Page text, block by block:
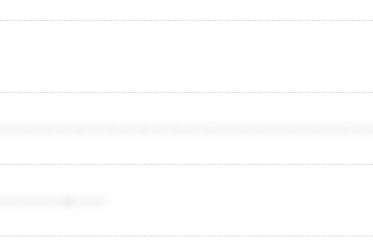
더치트더치트더치트더치트더치트더치트더치트더치트더치트더치트더치
트더치트더�더치트